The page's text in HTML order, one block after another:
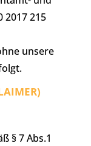
215
unsere
§ 7 Abs.1